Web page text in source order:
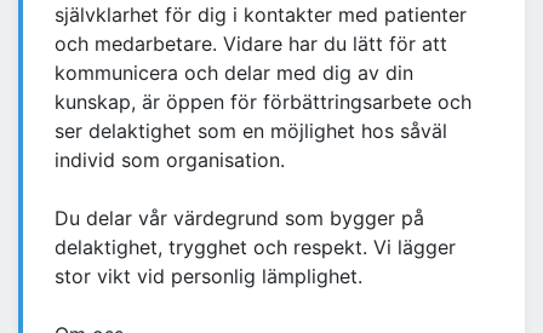
självklarhet för dig i kontakter med patienter
och medarbetare. Vidare har du lätt för att
kommunicera och delar med dig av din
kunskap, är öppen för förbättringsarbete och
ser delaktighet som en möjlighet hos såväl
individ som organisation.
Du delar vår värdegrund som bygger på
delaktighet, trygghet och respekt. Vi lägger
stor vikt vid personlig lämplighet.